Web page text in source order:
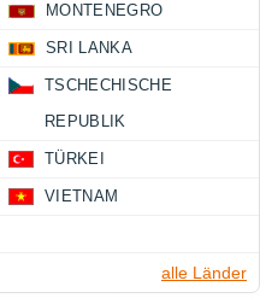
MONTENEGRO
SRI LANKA
TSCHECHISCHE
REPUBLIK
TÜRKEI
VIETNAM
alle Länder